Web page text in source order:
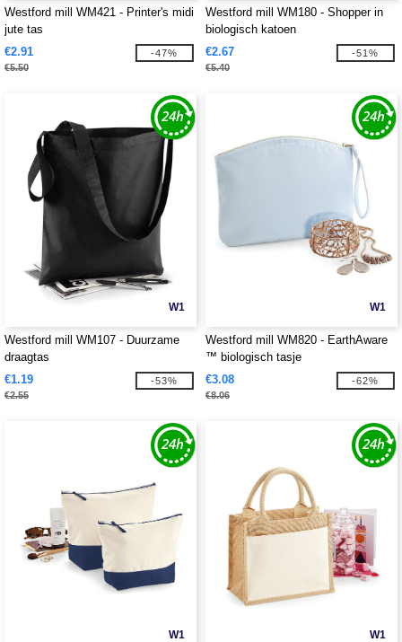
Westford mill WM421 - Printer's midi
jute tas
€2.91
€5.50
-47%
Westford mill WM180 - Shopper in
biologisch katoen
€2.67
€5.40
-51%
W1
Westford mill WM107 - Duurzame
draagtas
€1.19
€2.55
-53%
W1
Westford mill WM820 - EarthAware
™ biologisch tasje
€3.08
€8.06
-62%
W1 W1